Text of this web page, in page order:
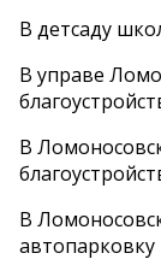
В детсаду
В управе
В
В
автопарковку